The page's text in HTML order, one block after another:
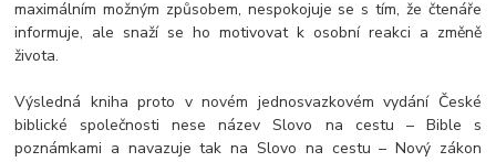
maximálním možným způsobem, nespokojuje se s tím, že čtenáře
informuje, ale snaží se ho motivovat k osobní reakci a změně
života.
Výsledná kniha proto v novém jednosvazkovém vydání České
biblické společnosti nese název Slovo na cestu – Bible s
poznámkami a navazuje tak na Slovo na cestu – Nový zákon